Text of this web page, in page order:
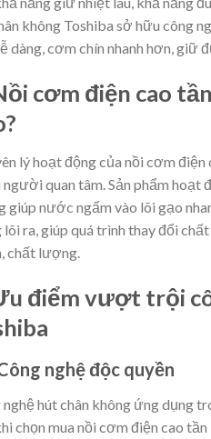
không Toshiba sở hữu công
dàng, cơm chín nhanh hơn, giữ
cơm điện cao
lý hoạt động của nồi cơm
người quan tâm. Sản phẩm hoạt
giúp nước ngấm vào lõi gạo
ra, giúp quá trình thay đổi
chất lượng.
điểm vượt trội
nghệ độc quyền
nghệ hút chân không ứng dụng
chọn mua nồi cơm điện cao